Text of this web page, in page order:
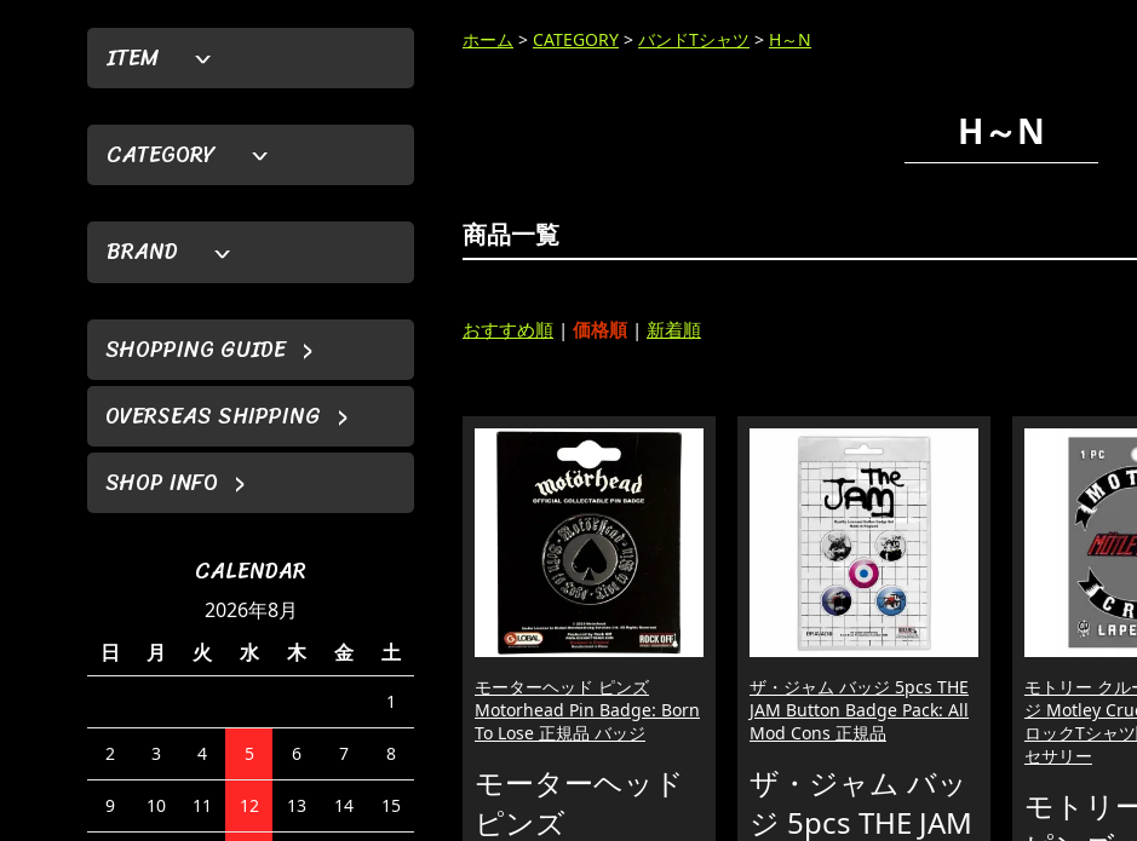
ITEM
CATEGORY
BRAND
SHOPPING GUIDE
OVERSEAS SHIPPING
SHOP INFO
CALENDAR
2026年8月
日
月 火 水 木 金 土
1
2 3 4 5 6 7 8
9 10 11 12 13 14 15
ホーム > CATEGORY > バンドTシャツ > H～N
H～N
商品一覧
おすすめ順 | 価格順| 新着順
モーターヘッド ピンズ
Motorhead Pin Badge: Born
To Lose 正規品 バッジ
モーターヘッド
ピンズ
ザ・ジャム バッジ 5pcs THE
JAM Button Badge Pack: All
Mod Cons 正規品
ザ・ジャム バッ
ジ 5pcs THE JAM
モトリー クル
ジ Motley
ロックTシャ
セサリー
モトリ